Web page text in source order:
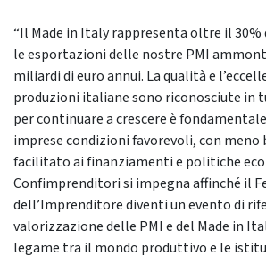
“Il Made in Italy rappresenta oltre il 30%
le esportazioni delle nostre PMI
miliardi di euro annui. La qualità e
produzioni italiane sono riconosciute in
per continuare a crescere è
imprese condizioni favorevoli, con meno
facilitato ai finanziamenti e politiche
Confimprenditori si impegna affinché il
dell’Imprenditore diventi un evento di
valorizzazione delle PMI e del Made in
legame tra il mondo produttivo e le